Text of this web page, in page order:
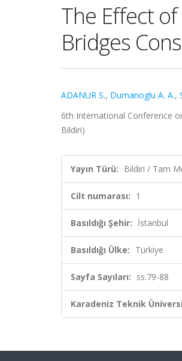
The Effect
Bridges
ADANUR S., Dumanoglu A. A.,
6th International Conference
Bildiri)
Yayın Türü: Bildiri / Tam
Cilt numarası: 1
Basıldığı Şehir: İstanbul
Basıldığı Ülke: Türkiye
Sayfa Sayıları: ss.79-88
Karadeniz Teknik